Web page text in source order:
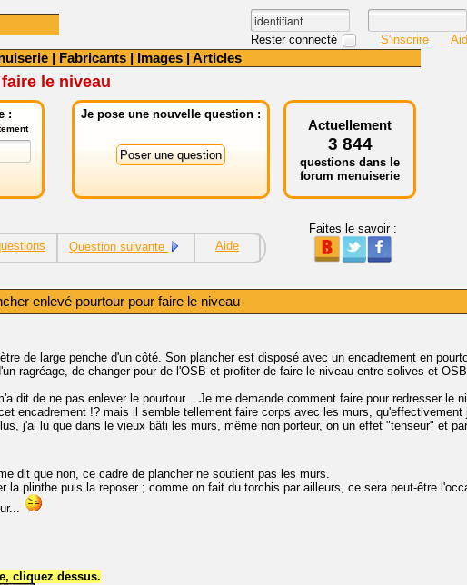
Rester connecté S'inscrire
| Fabricants | Images | Articles
le niveau
: Je pose une nouvelle question :
Actuellement
3 844
questions dans le
forum menuiserie
Question suivante Aide
Faites le savoir :
enlevé pourtour pour faire le niveau
de large penche d'un côté. Son plancher est disposé avec un encadrement en
ragréage, de changer pour de l'OSB et profiter de faire le niveau entre solives et
dit de ne pas enlever le pourtour... Je me demande comment faire pour redresser le
encadrement !? mais il semble tellement faire corps avec les murs, qu'effectivement
j'ai lu que dans le vieux bâti les murs, même non porteur, on un effet "tenseur" et
dit que non, ce cadre de plancher ne soutient pas les murs.
la plinthe puis la reposer ; comme on fait du torchis par ailleurs, ce sera peut-être
cliquez dessus.